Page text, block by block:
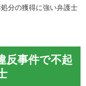
分の獲得に強い弁護士
事件で不起